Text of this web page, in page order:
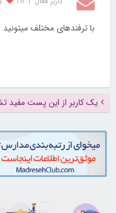
با ترفندهای مختلف
یک کاربر از این پست